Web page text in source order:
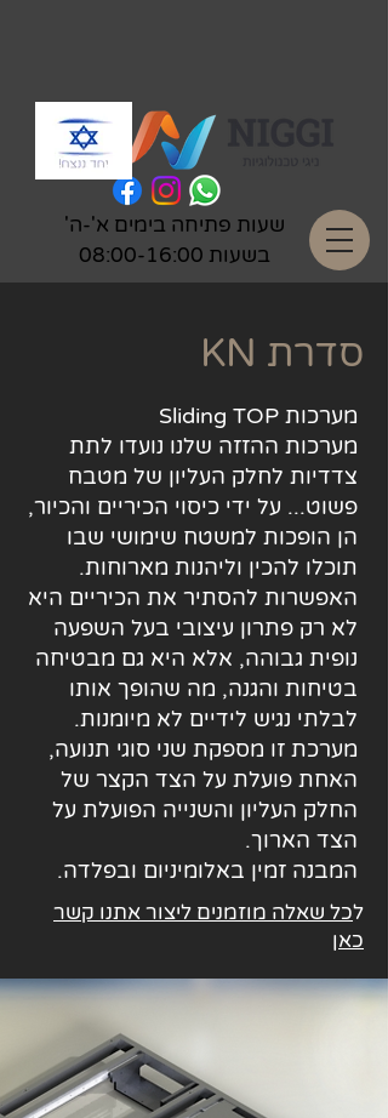
שעות פתיחה בימים א'-ה'
בשעות 08:00-16:00
KN סדרת
מערכות Sliding TOP
מערכות ההזזה שלנו נועדו לתת
צדדיות לחלק העליון של מטבח
פשוט... על ידי כיסוי הכיריים והכיור,
הן הופכות למשטח שימושי שבו
תוכלו להכין וליהנות מארוחות.
האפשרות להסתיר את הכיריים היא
לא רק פתרון עיצובי בעל השפעה
נופית גבוהה, אלא היא גם מבטיחה
בטיחות והגנה, מה שהופך אותו
לבלתי נגיש לידיים לא מיומנות.
מערכת זו מספקת שני סוגי תנועה,
האחת פועלת על הצד הקצר של
החלק העליון והשנייה הפועלת על
הצד הארוך.
המבנה זמין באלומיניום ובפלדה.
לכל שאלה מוזמנים ליצור אתנו קשר
כאן